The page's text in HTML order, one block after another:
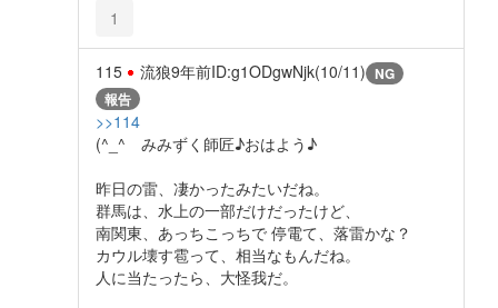
1
115 流狼9年前ID:g1ODgwNjk(10/11) NG
報告
>>114
(^_^ゞみみずく師匠♪おはよう♪
昨日の雷、凄かったみたいだね。
群馬は、水上の一部だけだったけど、
南関東、あっちこっちで 停電て、落雷かな？
カウル壊す雹って、相当なもんだね。
人に当たったら、大怪我だ。